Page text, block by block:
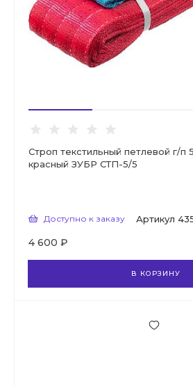
Строп текстильный петлевой г/п
красный ЗУБР СТП-5/5
Доступно к заказу Артикул
4 600 ₽
В КОРЗИНУ